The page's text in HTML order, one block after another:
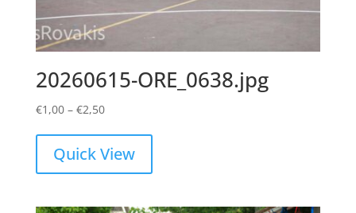
20260615-ORE_0638.jpg
€1,00 – €2,50Price
€1,00
through
Quick View